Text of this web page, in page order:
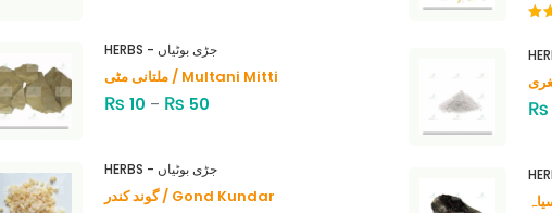
HERBS - جڑی بوٹیاں
ملتانی مٹی / Multani Mitti
₨ 10 – ₨ 50
HERBS - جڑی بوٹیاں
گوند کندر / Gond Kundar
of 5
₨